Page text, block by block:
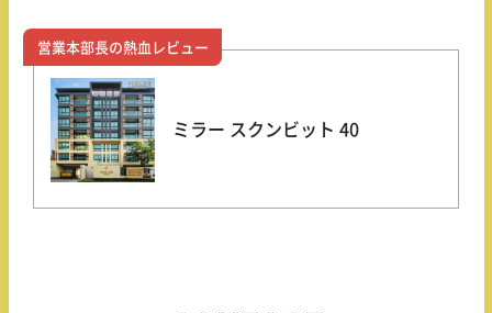
営業本部長の熱血レビュー
ミラー スクンビット 40